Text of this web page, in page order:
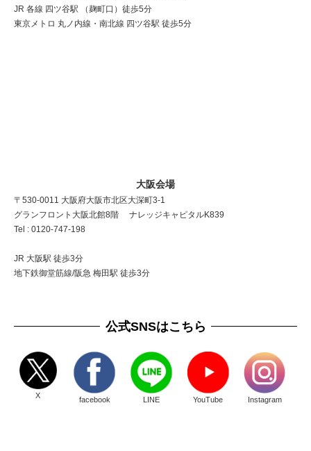
JR 各線 四ツ谷駅 （麹町口）徒歩5分
東京メトロ 丸ノ内線・南北線 四ツ谷駅 徒歩5分
大阪会場
〒530-0011 大阪府大阪市北区大深町3-1
グランフロント大阪北館8階 ナレッジキャピタルK839
Tel : 0120-747-198
JR 大阪駅 徒歩3分
地下鉄御堂筋線/阪急 梅田駅 徒歩3分
公式SNSはこちら
X facebook LINE YouTube Instagram